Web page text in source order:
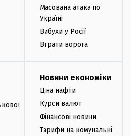
Масована атака по
Україні
Вибухи у Росії
Втрати ворога
Новини економіки
Ціна нафти
Курси валют
Фінансові новини
Тарифи на комунальні